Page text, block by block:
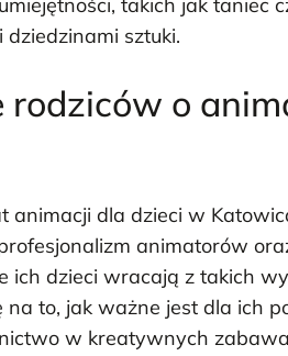
takich jak taniec
sztuki.
rodziców o
animacji dla dzieci w
animatorów
ich dzieci wracają z takich
to, jak ważne jest dla ich
w kreatywnych